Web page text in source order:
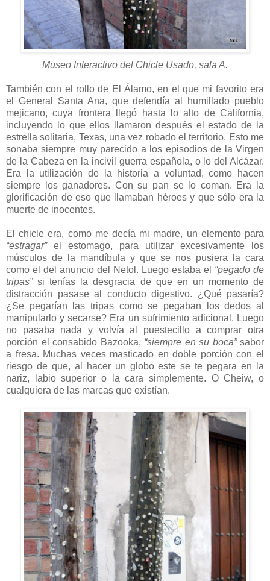
Museo Interactivo del Chicle Usado, sala A.
También con el rollo de El Álamo, en el que mi favorito era
el General Santa Ana, que defendía al humillado pueblo
mejicano, cuya frontera llegó hasta lo alto de California,
incluyendo lo que ellos llamaron después el estado de la
estrella solitaria, Texas, una vez robado el territorio. Esto me
sonaba siempre muy parecido a los episodios de la Virgen
de la Cabeza en la incivil guerra española, o lo del Alcázar.
Era la utilización de la historia a voluntad, como hacen
siempre los ganadores. Con su pan se lo coman. Era la
glorificación de eso que llamaban héroes y que sólo era la
muerte de inocentes.
El chicle era, como me decía mi madre, un elemento para
“estragar”el estomago, para utilizar excesivamente los
músculos de la mandíbula y que se nos pusiera la cara
como el del anuncio del Netol. Luego estaba el “pegado de
tripas”si tenías la desgracia de que en un momento de
distracción pasase al conducto digestivo. ¿Qué pasaría?
¿Se pegarían las tripas como se pegaban los dedos al
manipularlo y secarse? Era un sufrimiento adicional. Luego
no pasaba nada y volvía al puestecillo a comprar otra
porción el consabido Bazooka, “siempre en su boca”sabor
a fresa. Muchas veces masticado en doble porción con el
riesgo de que, al hacer un globo este se te pegara en la
nariz, labio superior o la cara simplemente. O Cheiw, o
cualquiera de las marcas que existían.